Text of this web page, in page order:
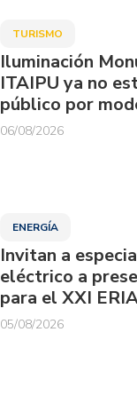
TURISMO
Iluminación
ITAIPU ya no
público por
06/08/2026
ENERGÍA
Invitan a
eléctrico a
para el XXI
05/08/2026